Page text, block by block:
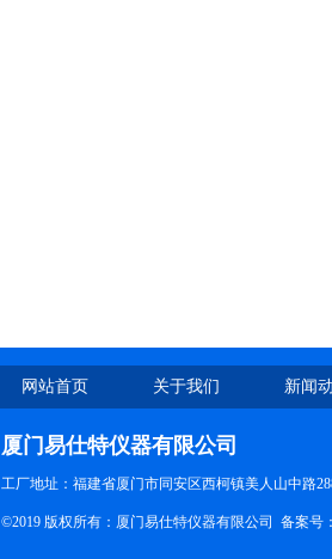
网站首页 关于我们 新闻
厦门易仕特仪器有限公司
工厂地址：福建省厦门市同安区西柯镇美人山中路
©2019 版权所有：厦门易仕特仪器有限公司 备案号：